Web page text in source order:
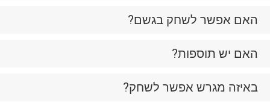
האם אפשר לשחק בגשם?
האם יש תוספות?
באיזה מגרש אפשר לשחק?